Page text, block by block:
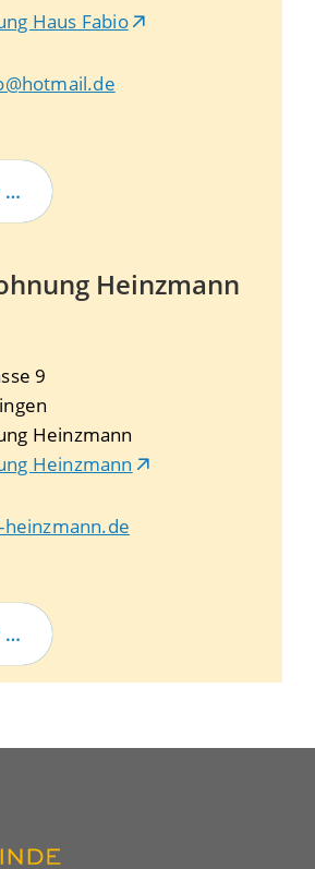
Haus Fabio
…
Heinzmann
Heinzmann
9
Heinzmann
heinzmann.de
…